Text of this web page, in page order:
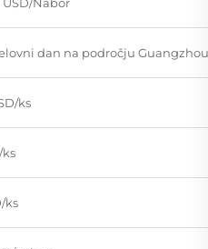
dan na področju
ks
ks
ks